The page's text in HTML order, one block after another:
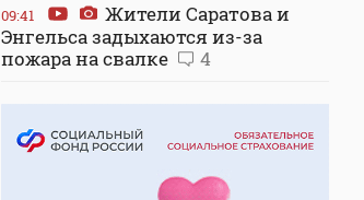
09:41
Жители Саратова и
Энгельса задыхаются из-за
пожара на свалке
4